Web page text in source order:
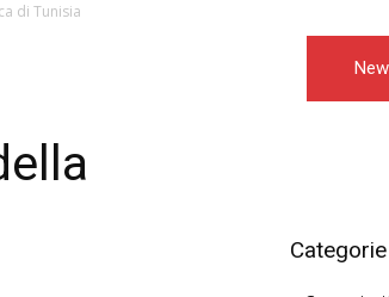
di Tunisia
Categorie